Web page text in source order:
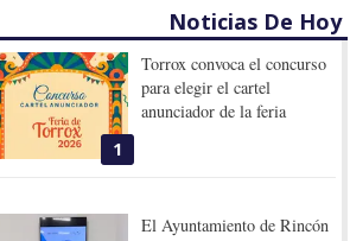
Noticias De Hoy
1
Torrox convoca el concurso
para elegir el cartel
anunciador de la feria
El Ayuntamiento de Rincón